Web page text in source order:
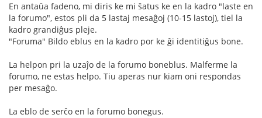
En antaŭa fadeno, mi diris ke mi ŝatus ke en la kadro "laste en
la forumo", estos pli da 5 lastaj mesaĝoj (10-15 lastoj), tiel la
kadro grandiĝus pleje.
"Foruma" Bildo eblus en la kadro por ke ĝi identitiĝus bone.
La helpon pri la uzaĵo de la forumo boneblus. Malferme la
forumo, ne estas helpo. Tiu aperas nur kiam oni respondas
per mesaĝo.
La eblo de serĉo en la forumo bonegus.